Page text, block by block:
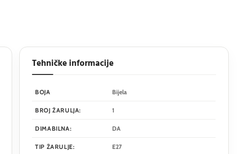
Tehničke informacije
BOJA Bijela
BROJ ŽARULJA: 1
DIMABILNA: DA
TIP ŽARULJE: E27